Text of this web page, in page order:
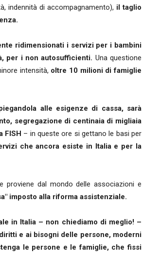
indennità di accompagnamento), il taglio
ridimensionati i servizi per i bambini
per i non autosufficienti. Una questione
intensità, oltre 10 milioni di famiglie
alle esigenze di cassa, sarà
segregazione di centinaia di migliaia
FISH – in queste ore si gettano le basi per
che ancora esiste in Italia e per la
proviene dal mondo delle associazioni e
imposto alla riforma assistenziale.
in Italia – non chiediamo di meglio! –
e ai bisogni delle persone, moderni
le persone e le famiglie, che fissi